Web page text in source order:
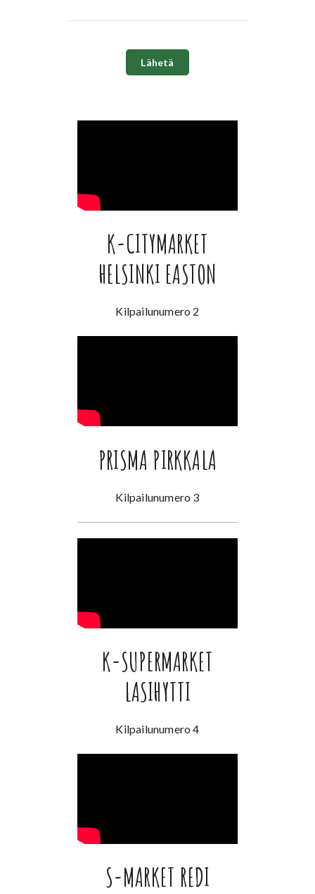
K-CITYMARKET
HELSINKI EASTON
Kilpailunumero 2
PRISMA PIRKKALA
Kilpailunumero 3
K-SUPERMARKET
LASIHYTTI
Kilpailunumero 4
S-MARKET REDI